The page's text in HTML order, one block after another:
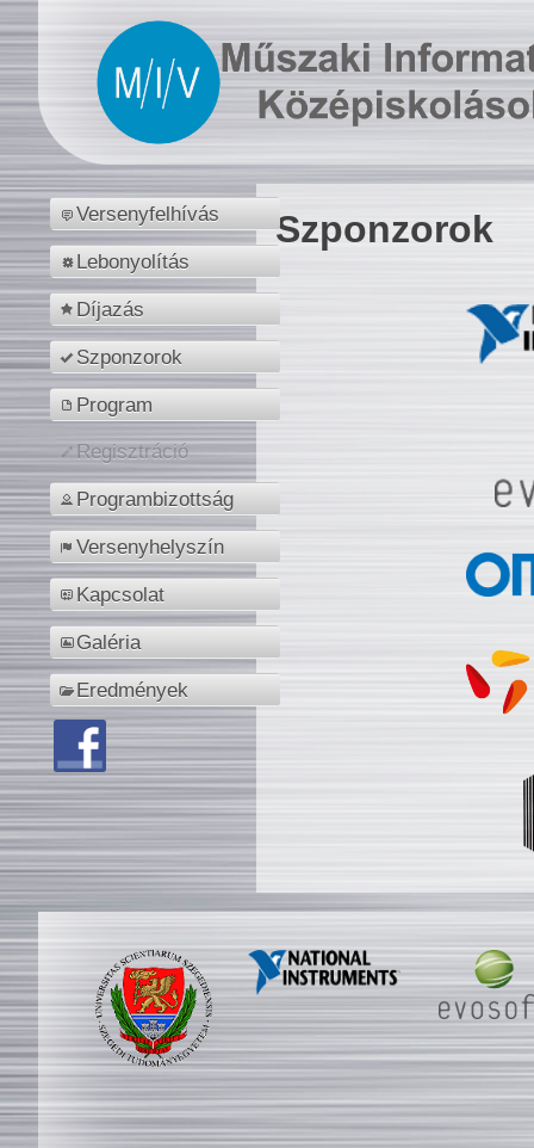
Versenyfelhívás
Lebonyolítás
Díjazás
Szponzorok
Program
Regisztráció
Programbizottság
Versenyhelyszín
Kapcsolat
Galéria
Eredmények
Szponzorok